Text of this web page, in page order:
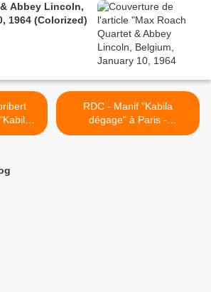
Abbey Lincoln,
1964 (Colorized)
-
RDC - Manif "Kabila
dégage" à Paris -
19/02/2011 >